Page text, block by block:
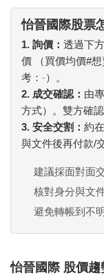
怡晉國際股票
1. 詢價： 透過下
價 （買價均價#想
考： -）。
2. 成交確認： 由
方式）。雙方確
3. 安全交割： 約
與文件後再付款/
建議採面對面
核對身分與文
避免轉帳到不
怡晉國際 股價趨